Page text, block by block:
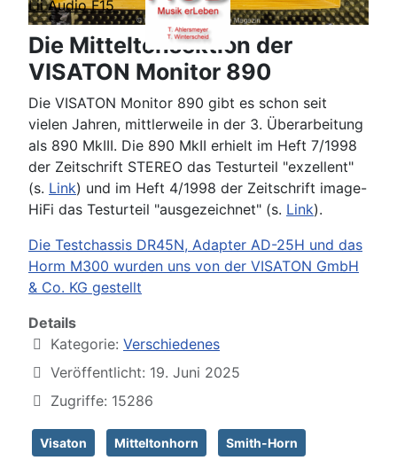
Lii Audio F15
Die Mitteltonsektion der
VISATON Monitor 890
Die VISATON Monitor 890 gibt es schon seit
vielen Jahren, mittlerweile in der 3. Überarbeitung
als 890 MkIII. Die 890 MkII erhielt im Heft 7/1998
der Zeitschrift STEREO das Testurteil "exzellent"
(s. Link) und im Heft 4/1998 der Zeitschrift image-
HiFi das Testurteil "ausgezeichnet" (s. Link).
Die Testchassis DR45N, Adapter AD-25H und das
Horm M300 wurden uns von der VISATON GmbH
& Co. KG gestellt
Details
Kategorie: Verschiedenes
Veröffentlicht: 19. Juni 2025
Zugriffe: 15286
Visaton Mitteltonhorn Smith-Horn